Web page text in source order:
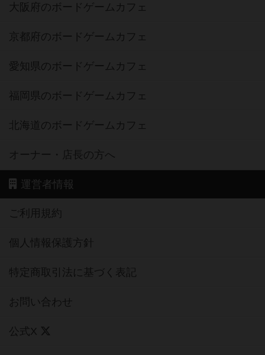
大阪府のボードゲームカフェ
京都府のボードゲームカフェ
愛知県のボードゲームカフェ
福岡県のボードゲームカフェ
北海道のボードゲームカフェ
オーナー・店長の方へ
運営者情報
ご利用規約
個人情報保護方針
特定商取引法に基づく表記
お問い合わせ
公式X